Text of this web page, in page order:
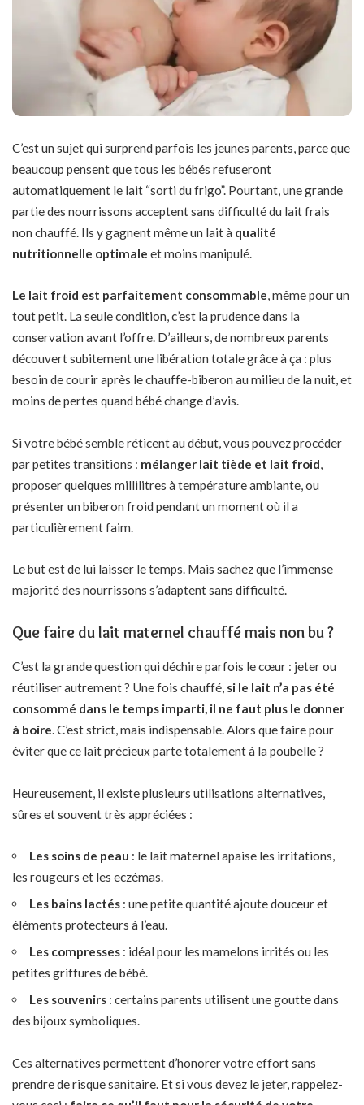
C’est un sujet qui surprend parfois les jeunes parents, parce que
beaucoup pensent que tous les bébés refuseront
automatiquement le lait “sorti du frigo”. Pourtant, une grande
partie des nourrissons acceptent sans difficulté du lait frais
non chauffé. Ils y gagnent même un lait à qualité
nutritionnelle optimale et moins manipulé.
Le lait froid est parfaitement consommable, même pour un
tout petit. La seule condition, c’est la prudence dans la
conservation avant l’offre. D’ailleurs, de nombreux parents
découvert subitement une libération totale grâce à ça : plus
besoin de courir après le chauffe-biberon au milieu de la nuit, et
moins de pertes quand bébé change d’avis.
Si votre bébé semble réticent au début, vous pouvez procéder
par petites transitions : mélanger lait tiède et lait froid,
proposer quelques millilitres à température ambiante, ou
présenter un biberon froid pendant un moment où il a
particulièrement faim.
Le but est de lui laisser le temps. Mais sachez que l’immense
majorité des nourrissons s’adaptent sans difficulté.
Que faire du lait maternel chauffé mais non bu ?
C’est la grande question qui déchire parfois le cœur : jeter ou
réutiliser autrement ? Une fois chauffé, si le lait n’a pas été
consommé dans le temps imparti, il ne faut plus le donner
à boire. C’est strict, mais indispensable. Alors que faire pour
éviter que ce lait précieux parte totalement à la poubelle ?
Heureusement, il existe plusieurs utilisations alternatives,
sûres et souvent très appréciées :
Les soins de peau : le lait maternel apaise les irritations,
les rougeurs et les eczémas.
Les bains lactés : une petite quantité ajoute douceur et
éléments protecteurs à l’eau.
Les compresses : idéal pour les mamelons irrités ou les
petites griffures de bébé.
Les souvenirs : certains parents utilisent une goutte dans
des bijoux symboliques.
Ces alternatives permettent d’honorer votre effort sans
prendre de risque sanitaire. Et si vous devez le jeter, rappelez-